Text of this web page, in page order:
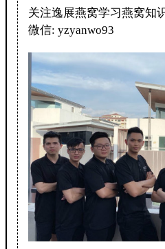
关注逸展燕窝学习燕窝知
微信: yzyanwo93